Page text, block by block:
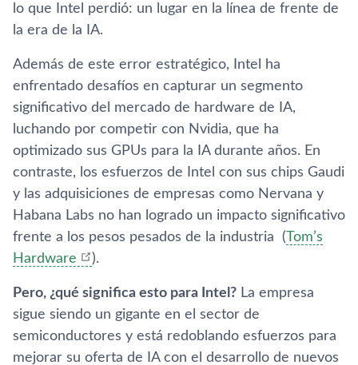
lo que Intel perdió: un lugar en la línea de frente de
la era de la IA.
Además de este error estratégico, Intel ha
enfrentado desafíos en capturar un segmento
significativo del mercado de hardware de IA,
luchando por competir con Nvidia, que ha
optimizado sus GPUs para la IA durante años. En
contraste, los esfuerzos de Intel con sus chips Gaudi
y las adquisiciones de empresas como Nervana y
Habana Labs no han logrado un impacto significativo
frente a los pesos pesados de la industria
(Tom’s
Hardware
).
Pero, ¿qué significa esto para Intel? La empresa
sigue siendo un gigante en el sector de
semiconductores y está redoblando esfuerzos para
mejorar su oferta de IA con el desarrollo de nuevos